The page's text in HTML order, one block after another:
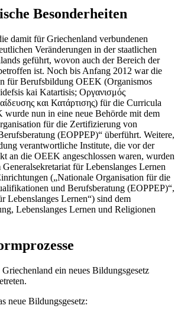
Besonderheiten
damit für Griechenland verbundenen
Veränderungen in der staatlichen
geführt, wovon auch der Bereich der
ist. Noch bis Anfang 2012 war die
für Berufsbildung OEEK (Organismos
kai Katartisis; Οργανισμός
και Κατάρτισης) für die Curricula
nun in eine neue Behörde mit dem
für die Zertifizierung von
(EOPPEP)“ überführt. Weitere,
verantwortliche Institute, die vor der
an die OEEK angeschlossen waren, wurden
für Lebenslanges Lernen
(„Nationale Organisation für die
und Berufsberatung (EOPPEP)“,
Lebenslanges Lernen“) sind dem
Lebenslanges Lernen und Religionen
ein neues Bildungsgesetz
neue Bildungsgesetz: